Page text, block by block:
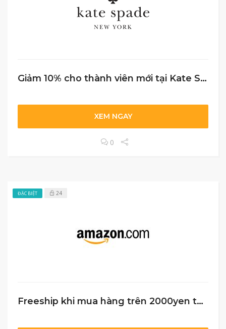
Giảm 10% cho thành viên mới tại Kate Spade
XEM NGAY
0
ĐẶC BIỆT 24
Freeship khi mua hàng trên 2000yen tại Amazon